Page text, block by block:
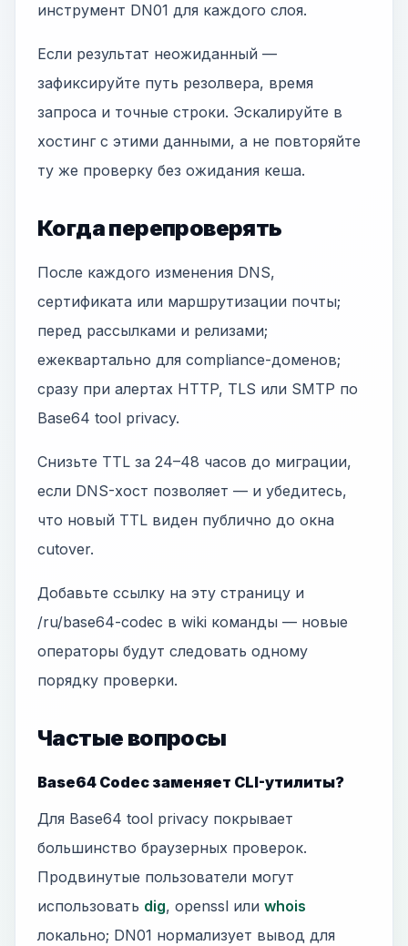
инструмент DN01 для каждого слоя.
Если результат неожиданный —
зафиксируйте путь резолвера, время
запроса и точные строки. Эскалируйте в
хостинг с этими данными, а не повторяйте
ту же проверку без ожидания кеша.
Когда перепроверять
После каждого изменения DNS,
сертификата или маршрутизации почты;
перед рассылками и релизами;
ежеквартально для compliance-доменов;
сразу при алертах HTTP, TLS или SMTP по
Base64 tool privacy.
Снизьте TTL за 24–48 часов до миграции,
если DNS-хост позволяет — и убедитесь,
что новый TTL виден публично до окна
cutover.
Добавьте ссылку на эту страницу и
/ru/base64-codec в wiki команды — новые
операторы будут следовать одному
порядку проверки.
Частые вопросы
Base64 Codec заменяет CLI-утилиты?
Для Base64 tool privacy покрывает
большинство браузерных проверок.
Продвинутые пользователи могут
использовать dig, openssl или whois
локально; DN01 нормализует вывод для